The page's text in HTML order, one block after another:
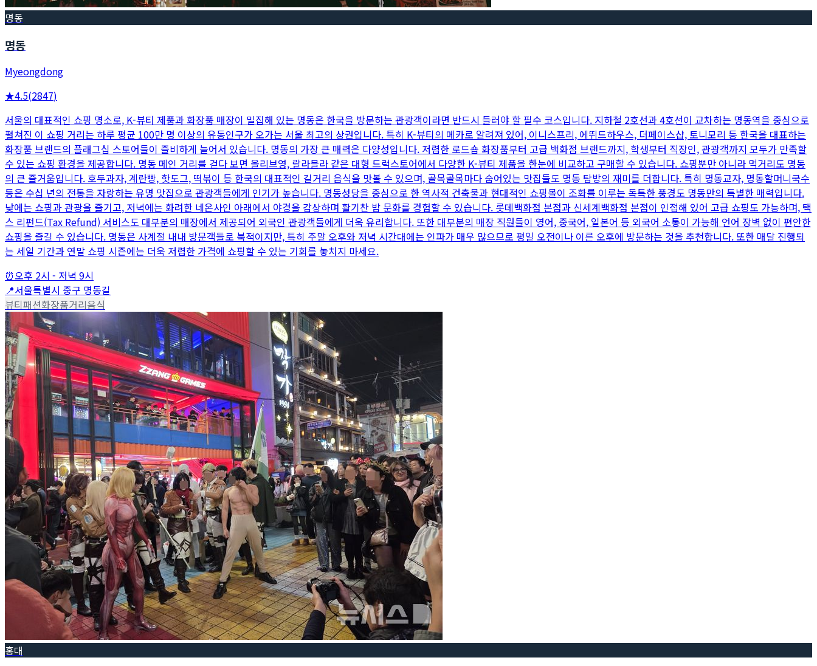
명동
명동
Myeongdong
★4.5(2847)
서울의 대표적인 쇼핑 명소로, K-뷰티 제품과 화장품 매장이 밀집해 있는 명동은 한국을 방문하는 관광객이라면 반드시 들러야 할 필수 코스입니다. 지하철 2호선과 4호선이 교차하는 명동역을 중심으로
펼쳐진 이 쇼핑 거리는 하루 평균 100만 명 이상의 유동인구가 오가는 서울 최고의 상권입니다. 특히 K-뷰티의 메카로 알려져 있어, 이니스프리, 에뛰드하우스, 더페이스샵, 토니모리 등 한국을 대표하는
화장품 브랜드의 플래그십 스토어들이 즐비하게 늘어서 있습니다. 명동의 가장 큰 매력은 다양성입니다. 저렴한 로드숍 화장품부터 고급 백화점 브랜드까지, 학생부터 직장인, 관광객까지 모두가 만족할
수 있는 쇼핑 환경을 제공합니다. 명동 메인 거리를 걷다 보면 올리브영, 랄라블라 같은 대형 드럭스토어에서 다양한 K-뷰티 제품을 한눈에 비교하고 구매할 수 있습니다. 쇼핑뿐만 아니라 먹거리도 명동
의 큰 즐거움입니다. 호두과자, 계란빵, 핫도그, 떡볶이 등 한국의 대표적인 길거리 음식을 맛볼 수 있으며, 골목골목마다 숨어있는 맛집들도 명동 탐방의 재미를 더합니다. 특히 명동교자, 명동할머니국수
등은 수십 년의 전통을 자랑하는 유명 맛집으로 관광객들에게 인기가 높습니다. 명동성당을 중심으로 한 역사적 건축물과 현대적인 쇼핑몰이 조화를 이루는 독특한 풍경도 명동만의 특별한 매력입니다.
낮에는 쇼핑과 관광을 즐기고, 저녁에는 화려한 네온사인 아래에서 야경을 감상하며 활기찬 밤 문화를 경험할 수 있습니다. 롯데백화점 본점과 신세계백화점 본점이 인접해 있어 고급 쇼핑도 가능하며, 택
스 리펀드(Tax Refund) 서비스도 대부분의 매장에서 제공되어 외국인 관광객들에게 더욱 유리합니다. 또한 대부분의 매장 직원들이 영어, 중국어, 일본어 등 외국어 소통이 가능해 언어 장벽 없이 편안한
쇼핑을 즐길 수 있습니다. 명동은 사계절 내내 방문객들로 북적이지만, 특히 주말 오후와 저녁 시간대에는 인파가 매우 많으므로 평일 오전이나 이른 오후에 방문하는 것을 추천합니다. 또한 매달 진행되
는 세일 기간과 연말 쇼핑 시즌에는 더욱 저렴한 가격에 쇼핑할 수 있는 기회를 놓치지 마세요.
⏰오후 2시 - 저녁 9시
📍서울특별시 중구 명동길
뷰티패션화장품거리음식
홍대